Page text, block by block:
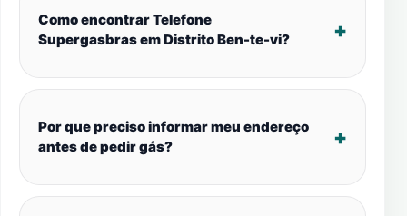
Como encontrar Telefone
Supergasbras em Distrito Ben-te-vi?
Por que preciso informar meu endereço
antes de pedir gás?